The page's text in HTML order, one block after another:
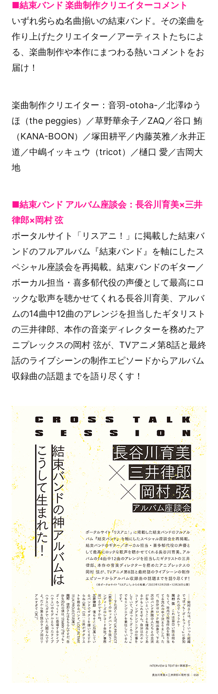
■結束バンド 楽曲制作クリエイターコメント
いずれ劣らぬ名曲揃いの結束バンド。その楽曲を
作り上げたクリエイター／アーティストたちによ
る、楽曲制作や本作にまつわる熱いコメントをお
届け！
楽曲制作クリエイター：音羽-otoha-／北澤ゆう
ほ（the peggies）／草野華余子／ZAQ／谷口 鮪
（KANA-BOON）／塚田耕平／内藤英雅／永井正
道／中嶋イッキュウ（tricot）／樋口 愛／吉岡大
地
■結束バンド アルバム座談会：長谷川育美×三井
律郎×岡村 弦
ポータルサイト「リスアニ！」に掲載した結束バ
ンドのフルアルバム『結束バンド』を軸にしたス
ペシャル座談会を再掲載。結束バンドのギター／
ボーカル担当・喜多郁代役の声優として最高にロ
ックな歌声を聴かせてくれる長谷川育美、アルバ
ムの14曲中12曲のアレンジを担当したギタリスト
の三井律郎、本作の音楽ディレクターを務めたア
ニプレックスの岡村 弦が、TVアニメ第8話と最終
話のライブシーンの制作エピソードからアルバム
収録曲の話題までを語り尽くす！